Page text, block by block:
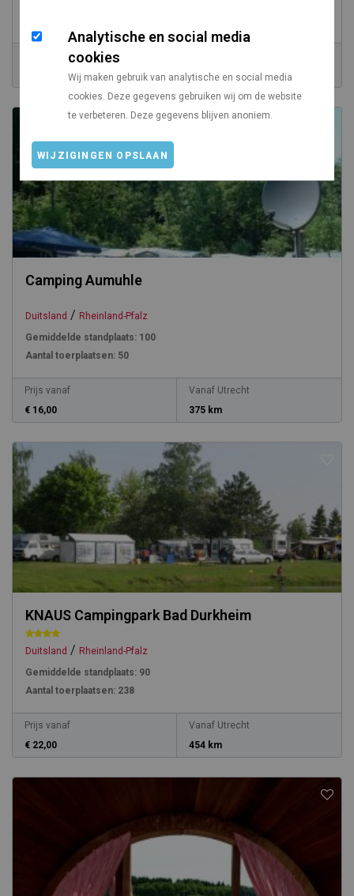
Analytische en social media
cookies
Wij maken gebruik van analytische en social media
cookies. Deze gegevens gebruiken wij om de website
te verbeteren. Deze gegevens blijven anoniem.
WIJZIGINGEN OPSLAAN
Prijs vanaf
412 km
Camping Aumuhle
Duitsland / Rheinland-Pfalz
Gemiddelde standplaats: 100
Aantal toerplaatsen: 50
Prijs vanaf
€ 16,00
Vanaf Utrecht
375 km
KNAUS Campingpark Bad Durkheim
Duitsland / Rheinland-Pfalz
Gemiddelde standplaats: 90
Aantal toerplaatsen: 238
Prijs vanaf
€ 22,00
Vanaf Utrecht
454 km